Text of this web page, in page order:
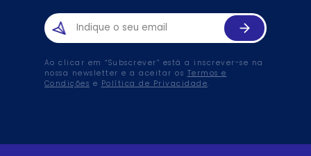
Ao clicar em “Subscrever” está a inscrever-se na
nossa newsletter e a aceitar os Termos e
Condições e Política de Privacidade.